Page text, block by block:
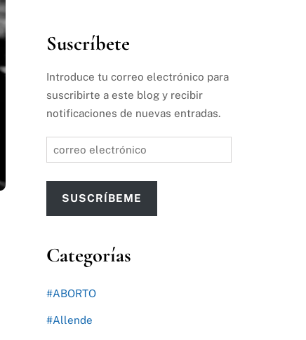
Suscríbete
Introduce tu correo electrónico para
suscribirte a este blog y recibir
notificaciones de nuevas entradas.
electrónico
SUSCRÍBEME
Categorías
#ABORTO
#Allende